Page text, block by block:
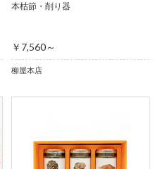
本枯節・削り器
￥7,560～
柳屋本店